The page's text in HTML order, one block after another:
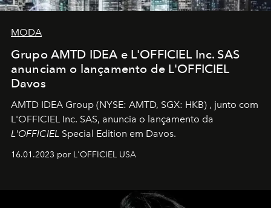
MODA
Grupo AMTD IDEA e L'OFFICIEL Inc. SAS
anunciam o lançamento de L'OFFICIEL
Davos
AMTD IDEA Group (NYSE: AMTD, SGX: HKB) , junto com
L'OFFICIEL Inc. SAS, anuncia o lançamento da
L'OFFICIEL Special Edition em Davos.
16.01.2023 por L'OFFICIEL USA